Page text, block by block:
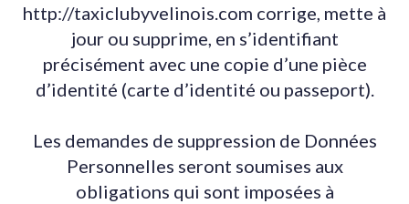
http://taxiclubyvelinois.com corrige, mette à
jour ou supprime, en s’identifiant
précisément avec une copie d’une pièce
d’identité (carte d’identité ou passeport).
Les demandes de suppression de Données
Personnelles seront soumises aux
obligations qui sont imposées à